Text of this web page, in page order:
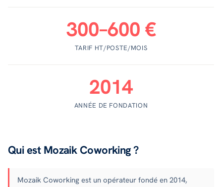
300–600 €
TARIF HT/POSTE/MOIS
2014
ANNÉE DE FONDATION
Qui est Mozaik Coworking ?
Mozaik Coworking est un opérateur fondé en 2014,